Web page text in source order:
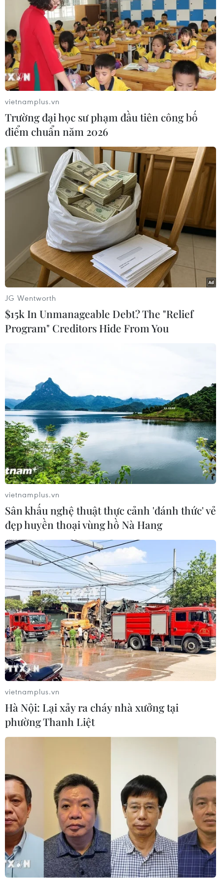
BTS – Nhóm nhạc có tầm ảnh
hưởng nhất trong năm 2018
09/02/2019 03:50
Nhóm nhạc đình đám BTS không chỉ được xem là hiện
tượng âm nhạc toàn cầu mà còn đóng vai trò quan
trọng đối với sự phát triển của nền kinh tế Hàn Quốc với
giá trị kinh tế hàng năm khoảng 3,54 tỷ USD.
Nhóm nhạc BTS lọt vào danh sách 100
nhân vật ảnh hưởng nhất thế giới
18/04/2019 04:08
Danh sách "100 nhân vật ảnh hưởng nhất thế giới năm
2019" vừa được tạp chí Times uy tín của Mỹ công bố đã
có sự góp mặt của nhóm nhạc thần tượng BTS.
Boy with Luv của BTS công phá bảng xếp
hạng Billboard
23/04/2019 09:30
“Boy with Luv,” sản phẩm âm nhạc mới nhất của nhóm
nhạc nam Hàn Quốc BTS, đã chiếm lĩnh vị trí thứ 8 trên
bảng xếp hạng Billboard Hot 100.
vietnamplus.vn
Trường đại học sư phạm đầu tiên công bố
điểm chuẩn năm 2026
JG Wentworth
$15k In Unmanageable Debt? The "Relief
Program" Creditors Hide From You
vietnamplus.vn
Sân khấu nghệ thuật thực cảnh 'đánh thức' vẻ
đẹp huyền thoại vùng hồ Nà Hang
vietnamplus.vn
Hà Nội: Lại xảy ra cháy nhà xưởng tại
phường Thanh Liệt